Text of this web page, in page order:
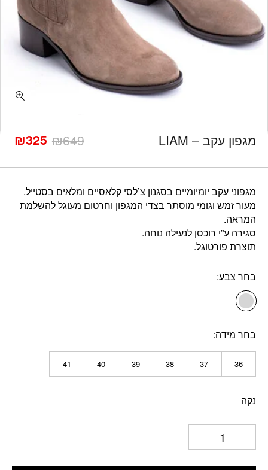
מגפון עקב – LIAM ₪649
המחיר
המקורי
₪649.
₪325 המחיר
הנוכחי
₪325.
מגפוני עקב יומיומיים בסגנון צ’לסי קלאסיים ומלאים בסטייל.
מעור זמש וגומי מוסתר בצדי המגפון וחרטום מעוגל להשלמת
המראה.
סגירה ע”י רוכסן לנעילה נוחה.
תוצרת פורטוגל.
בחר צבע
בחר מידה
36
37
38
39
40
41
נקה